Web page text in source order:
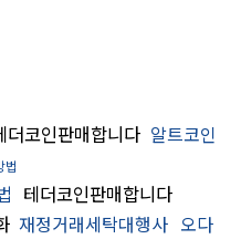
더코인판매합니다 알트코인
법
테더코인판매합니다
재정거래세탁대행사 오다